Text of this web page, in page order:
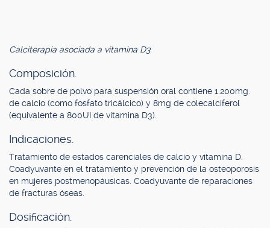
Calciterapia asociada a vitamina D3.
Composición.
Cada sobre de polvo para suspensión oral contiene 1.200mg.
de calcio (como fosfato tricálcico) y 8mg de colecalciferol
(equivalente a 800UI de vitamina D3).
Indicaciones.
Tratamiento de estados carenciales de calcio y vitamina D.
Coadyuvante en el tratamiento y prevención de la osteoporosis
en mujeres postmenopáusicas. Coadyuvante de reparaciones
de fracturas óseas.
Dosificación.